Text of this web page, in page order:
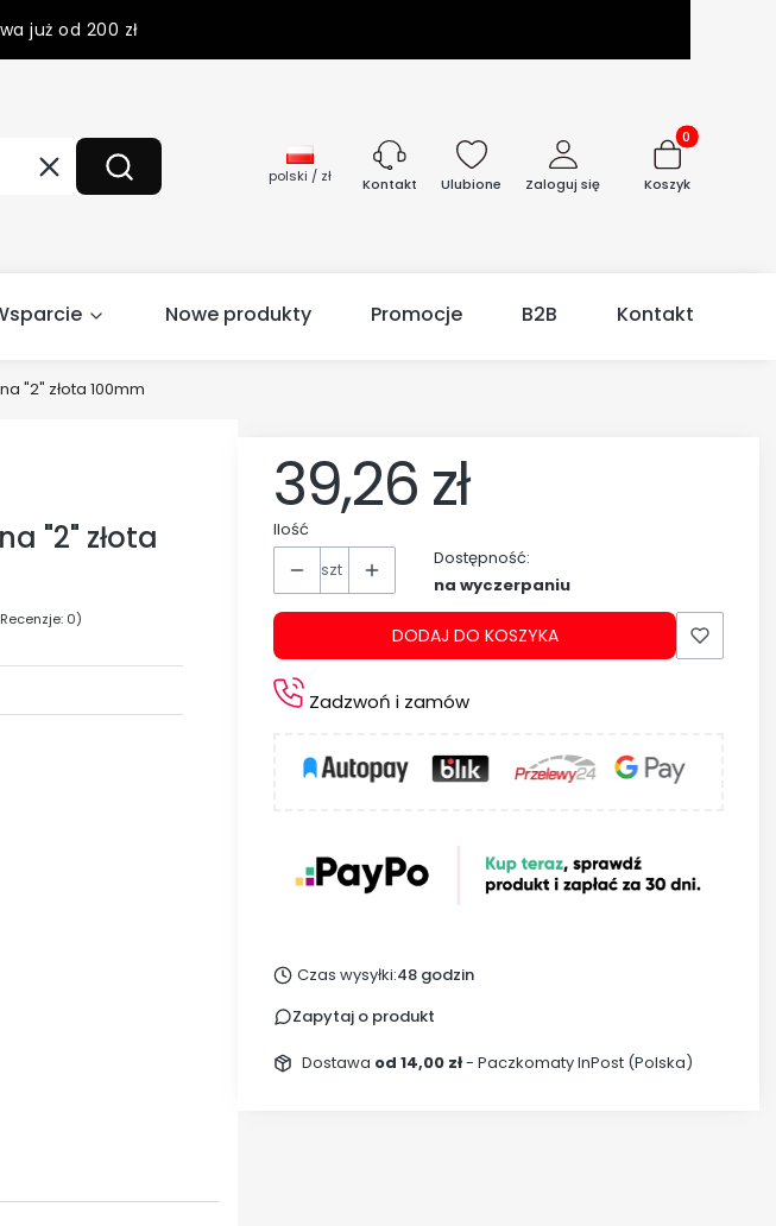
już od 200 zł
WyczyśćSzukaj polski / zł Kontakt Ulubione Zaloguj się
Produkty w
Koszyk
Nowe produkty Promocje B2B Kontakt
"2" złota 100mm
"2" złota
0)
39,26 zł
Ilość
szt
Dostępność:
na wyczerpaniu
DODAJ DO KOSZYKA
Zadzwoń i zamów
Czas wysyłki:48 godzin
Zapytaj o produkt
Dostawa od 14,00 zł- Paczkomaty InPost (Polska)